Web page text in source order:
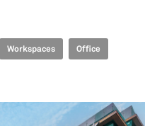
Workspaces Office